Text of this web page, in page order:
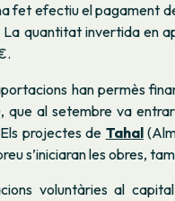
fet efectiu el pagament
quantitat invertida en
han permès
que al setembre va
projectes de Tahal
s’iniciaran les obres,
voluntàries al